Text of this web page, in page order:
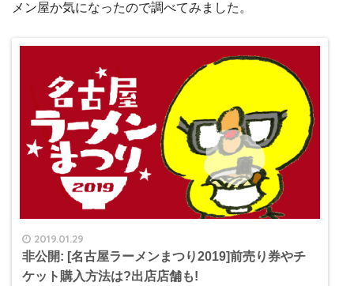
メン屋か気になったので調べてみました。
2019.01.29
非公開: [名古屋ラーメンまつり2019]前売り券やチ
ケット購入方法は?出店店舗も!